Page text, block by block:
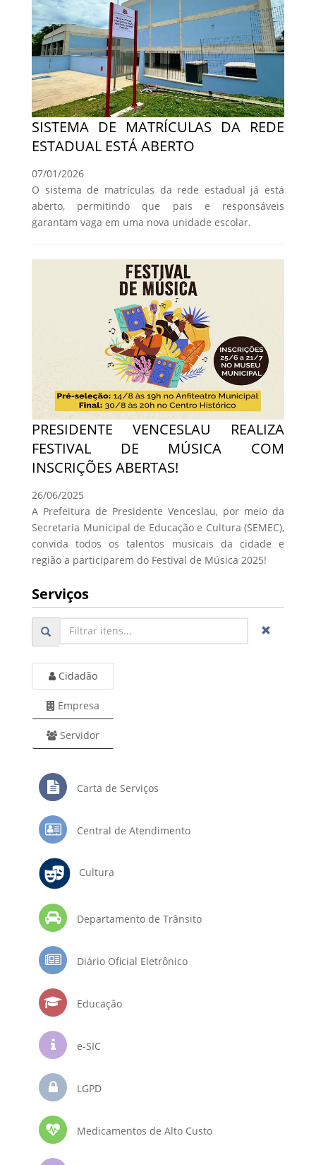
SISTEMA DE MATRÍCULAS DA REDE
ESTADUAL ESTÁ ABERTO
07/01/2026
O sistema de matrículas da rede estadual já está
aberto, permitindo que pais e responsáveis
garantam vaga em uma nova unidade escolar.
PRESIDENTE VENCESLAU REALIZA
FESTIVAL DE MÚSICA COM
INSCRIÇÕES ABERTAS!
26/06/2025
A Prefeitura de Presidente Venceslau, por meio da
Secretaria Municipal de Educação e Cultura (SEMEC),
convida todos os talentos musicais da cidade e
região a participarem do Festival de Música 2025!
Serviços
Cidadão
Empresa
Servidor
Carta de Serviços
Central de Atendimento
Cultura
Departamento de Trânsito
Diário Oficial Eletrônico
Educação
e-SIC
LGPD
Medicamentos de Alto Custo